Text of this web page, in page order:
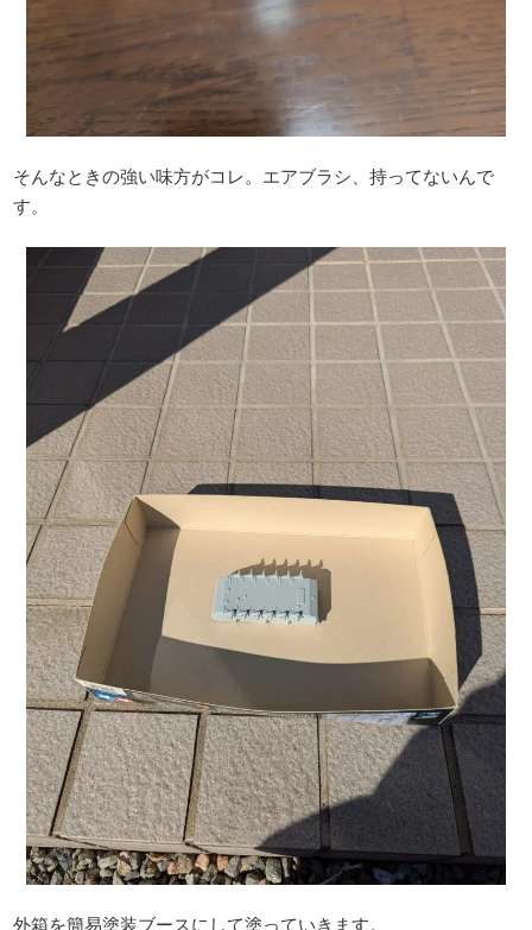
そんなときの強い味方がコレ。エアブラシ、持ってないんで
す。
外箱を簡易塗装ブースにして塗っていきます。